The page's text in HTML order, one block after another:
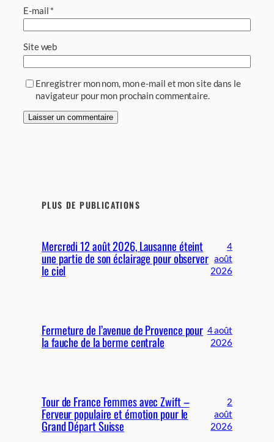
E-mail *
Site web
Enregistrer mon nom, mon e-mail et mon site dans le
navigateur pour mon prochain commentaire.
PLUS DE PUBLICATIONS
Mercredi 12 août 2026, Lausanne éteint
une partie de son éclairage pour observer
le ciel
4
août
2026
Fermeture de l’avenue de Provence pour
la fauche de la berme centrale
4 août
2026
Tour de France Femmes avec Zwift –
Ferveur populaire et émotion pour le
Grand Départ Suisse
2
août
2026